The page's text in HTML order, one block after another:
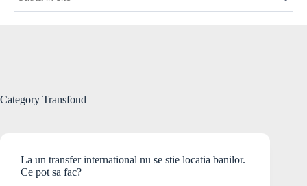
in
Category Transfond
La un transfer international nu se stie locatia banilor.
Ce pot sa fac?